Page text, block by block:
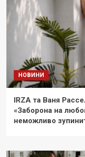
НОВИНИ
IRZA та Ваня
«Заборона на
неможливо